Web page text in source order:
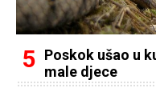
Poskok ušao u
male djece